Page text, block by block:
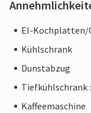
El-Kochplatten/
Kühlschrank
Dunstabzug
Tiefkühlschrank
Kaffeemaschine